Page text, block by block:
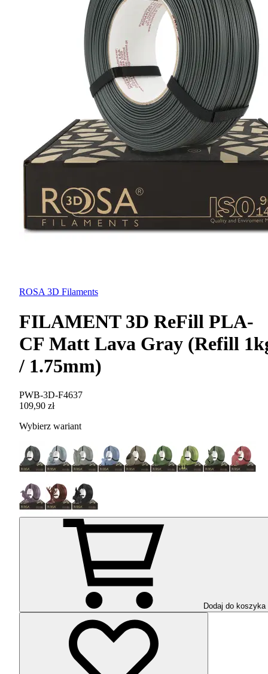
ROSA 3D Filaments
FILAMENT 3D ReFill PLA-
CF Matt Lava Gray (Refill
/ 1.75mm)
PWB-3D-F4637
109,90 zł
Wybierz wariant
Dodaj do koszyka